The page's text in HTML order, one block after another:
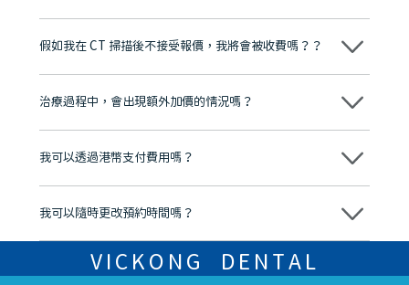
維港口腔踐行「醫道濟世」的大學校訓，各分院匯聚來自香港、內地的
牌」、「2025香港企業領袖品牌」，是諾貝爾種植系統全球放心植牙中
至今已服務超過三十個國家和地區的顧客，受到粵港澳大灣區及周邊城
市市民極高的口碑評價及信任推薦 珠海、深圳設有八大分院，香港亦設
有咨詢及服務保障中心，有任何問題都可以隨時預約免費咨詢，讓人十
假如我在 CT 掃描後不接受報價，我將會被收費嗎？？
不會！只要未開始實際服務之前，你不會被收取任何費用。
治療過程中，會出現額外加價的情況嗎？
不會，治療前我們會詳細說明治療方案及對應的價錢，顧客同意並簽字
我可以透過港幣支付費用嗎？
可以。維港口腔會按照當日匯率轉算收取費用，而匯率會及時告知客人
我可以隨時更改預約時間嗎？
可以，請盡早通過wechat或whatsapp聯絡我們，告知我們你原本預約
的時間及資料，並且重新預約的日期及時段
VICKONG DENTAL